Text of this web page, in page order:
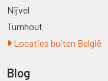
Nijvel
Turnhout
Locaties buiten België
Blog